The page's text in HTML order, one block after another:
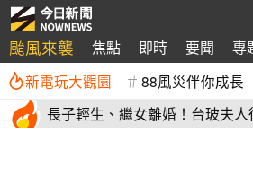
颱風來襲 焦點 即時 要聞 專
新電玩大觀園 88風災伴你成長
長子輕生、繼女離婚！台玻夫